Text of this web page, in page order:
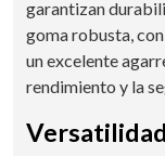
garantizan
goma robusta,
un excelente
rendimiento y la